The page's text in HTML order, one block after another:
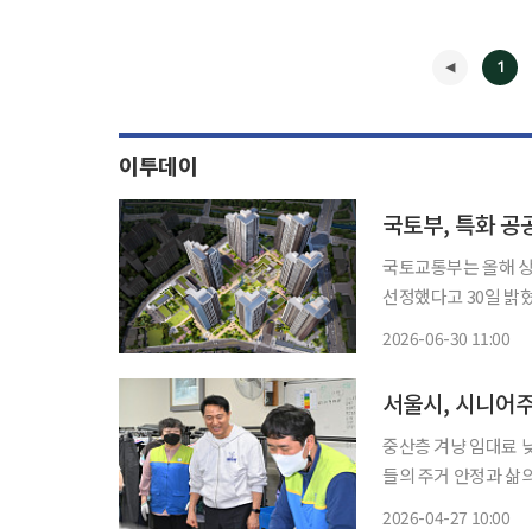
1
이투데이
국토부, 특화
국토교통부는 올해
선정했다고 30일 밝
2026-06-30 11:00
서울시, 시니어
중산층 겨냥 임대료 낮추고 식사·건강
들의 주거 안정과 삶
2026-04-27 10:00